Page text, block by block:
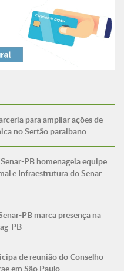
para ampliar ações de
no Sertão paraibano
PB homenageia equipe
e Infraestrutura do Senar
PB marca presença na
PB
de reunião do Conselho
em São Paulo